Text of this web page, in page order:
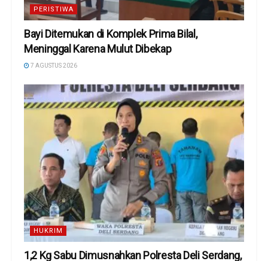
PERISTIWA
Bayi Ditemukan di Komplek Prima Bilal,
Meninggal Karena Mulut Dibekap
7 AGUSTUS 2026
HUKRIM
1,2 Kg Sabu Dimusnahkan Polresta Deli Serdang,